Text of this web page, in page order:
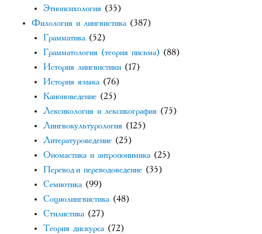
Этнопсихология (35)
Филология и лингвистика (387)
Грамматика (52)
Грамматология (теория письма) (88)
История лингвистики (17)
История языка (76)
Каноноведение (25)
Лексикология и лексикография (75)
Лингвокультурология (125)
Литературоведение (25)
Ономастика и антропонимика (25)
Перевод и переводоведение (35)
Семиотика (99)
Социолингвистика (48)
Стилистика (27)
Теория дискурса (72)